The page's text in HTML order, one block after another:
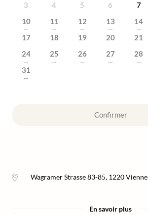
3
4 5 6 7
10
---
11
---
12
---
13
---
14
---
17
---
18
---
19
---
20
---
21
---
24
---
25
---
26
---
27
---
28
---
31
---
Confirmer
Wagramer Strasse 83-85, 1220Vienne
En savoir plus